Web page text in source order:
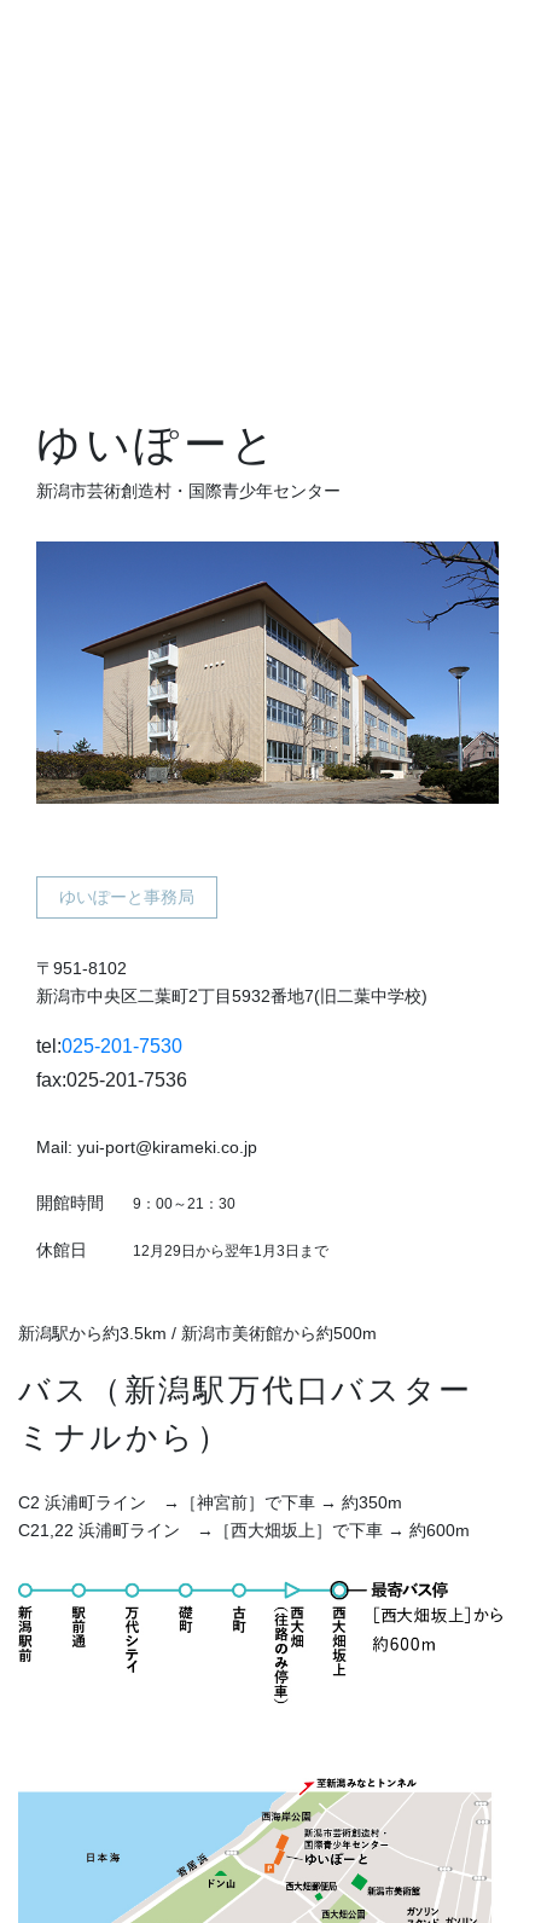
ゆいぽーと
新潟市芸術創造村・国際青少年センター
ゆいぽーと事務局
〒951-8102
新潟市中央区二葉町2丁目5932番地7(旧二葉中学校)
tel:025-201-7530
fax:025-201-7536
Mail: yui-port@kirameki.co.jp
開館時間 9：00～21：30
休館日 12月29日から翌年1月3日まで
新潟駅から約3.5km / 新潟市美術館から約500m
バス（新潟駅万代口バスター
ミナルから）
C2 浜浦町ライン →［神宮前］で下車 → 約350m
C21,22 浜浦町ライン →［西大畑坂上］で下車 → 約600m